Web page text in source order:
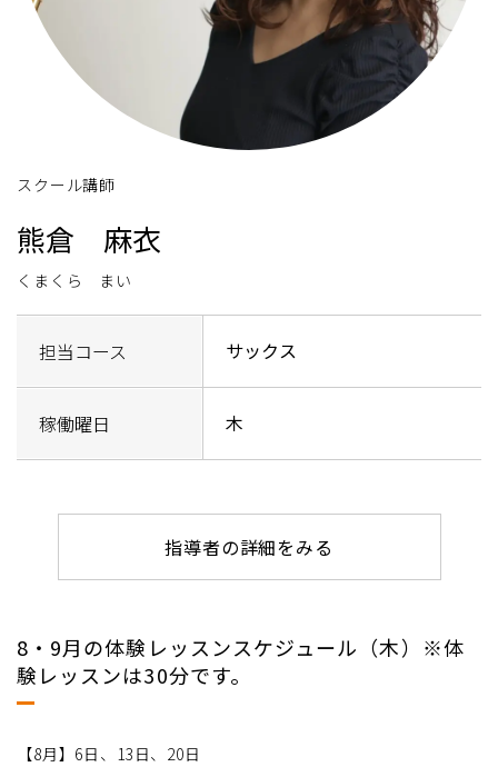
スクール講師
熊倉 麻衣
くまくら まい
担当コース サックス
稼働曜日 木
指導者の詳細をみる
8・9月の体験レッスンスケジュール（木）※体
験レッスンは30分です。
【8月】6日、13日、20日